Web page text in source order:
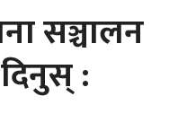
सञ्चालन
: